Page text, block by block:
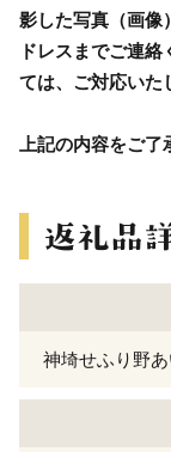
影した写真（画像
ドレスまでご連
ては、ご対応いた
上記の内容をご
神埼せふり野